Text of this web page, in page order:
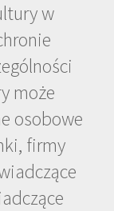
w
może
osobowe
firmy